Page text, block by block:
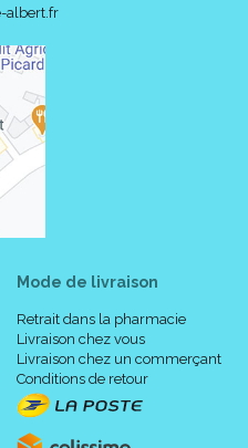
albert.fr
Mode de livraison
Retrait dans la pharmacie
Livraison chez vous
Livraison chez un commerçant
Conditions de retour